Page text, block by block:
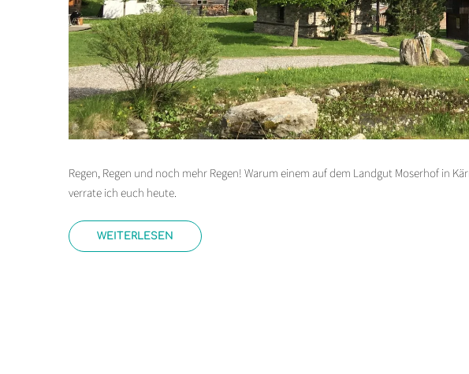
Regen, Regen und noch mehr Regen! Warum einem auf dem Landgut Moserhof in
verrate ich euch heute.
WEITERLESEN